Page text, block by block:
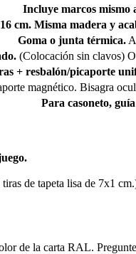
Incluye marcos mismo
cm. Misma madera y
Goma o junta térmica.
(Colocación sin clavos)
+ resbalón/picaporte
magnético. Bisagra
Para casoneto,
de tapeta lisa de 7x1
de la carta RAL.